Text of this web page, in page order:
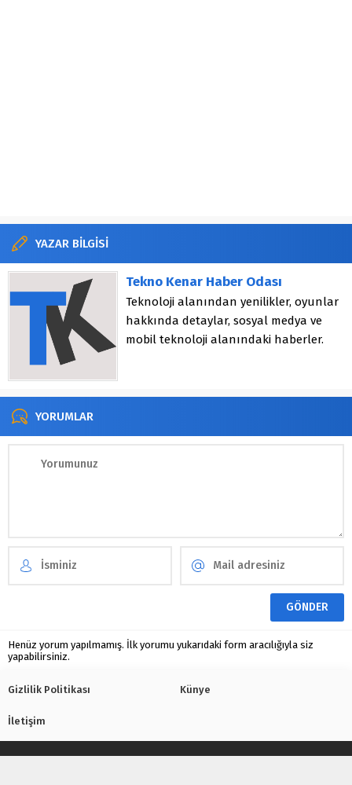
YAZAR BİLGİSİ
Tekno Kenar Haber Odası
Teknoloji alanından yenilikler, oyunlar
hakkında detaylar, sosyal medya ve
mobil teknoloji alanındaki haberler.
YORUMLAR
Henüz yorum yapılmamış. İlk yorumu yukarıdaki form aracılığıyla siz
yapabilirsiniz.
Gizlilik Politikası Künye
İletişim